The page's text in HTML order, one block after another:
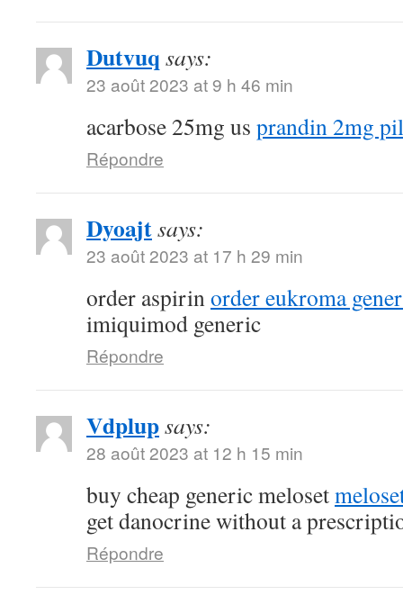
Dutvuq says:
23 août 2023 at 9 h 46 min
acarbose 25mg us prandin 2mg
Répondre
Dyoajtsays:
23 août 2023 at 17 h 29 min
order aspirinorder eukroma
imiquimod generic
Répondre
Vdplupsays:
28 août 2023 at 12 h 15 min
buy cheap generic meloset
get danocrine without a
Répondre